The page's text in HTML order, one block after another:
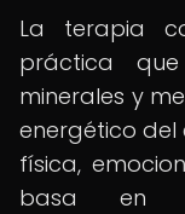
La terapia
práctica
minerales y
energético
física,
basa en